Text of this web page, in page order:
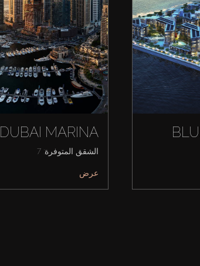
DUBAI MARINA
الشقق المتوفرة: 7
عرض